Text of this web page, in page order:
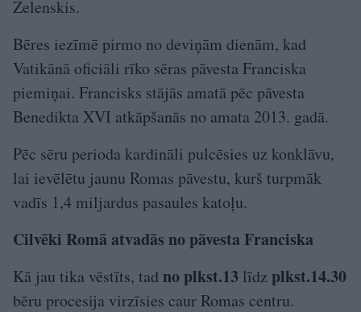
Zelenskis.
Bēres iezīmē pirmo no deviņām dienām, kad
Vatikānā oficiāli rīko sēras pāvesta Franciska
piemiņai. Francisks stājās amatā pēc pāvesta
Benedikta XVI atkāpšanās no amata 2013. gadā.
Pēc sēru perioda kardināli pulcēsies uz konklāvu,
lai ievēlētu jaunu Romas pāvestu, kurš turpmāk
vadīs 1,4 miljardus pasaules katoļu.
Cilvēki Romā atvadās no pāvesta Franciska
Kā jau tika vēstīts, tad no plkst.13 līdz plkst.14.30
bēru procesija virzīsies caur Romas centru.